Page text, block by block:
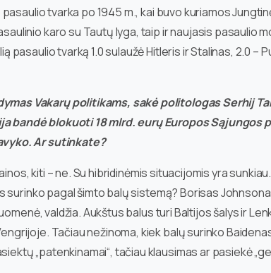
tvarka po 1945 m., kai buvo kuriamos
karo su Tautų lyga, taip ir naujasis pasaulio
tvarką 1.0 sulaužė Hitleris ir Stalinas, 2.0 –
Vakarų politikams, sakė politologas Serhij
bandė blokuoti 18 mlrd. eurų Europos Sąjungos
Ar sutinkate?
kiti – ne. Su hibridinėmis situacijomis yra
surinko pagal šimto balų sistemą? Borisas
valdžia. Aukštus balus turi Baltijos šalys ir
Tačiau nežinoma, kiek balų surinko
„patenkinamai“, tačiau klausimas ar pasiekė